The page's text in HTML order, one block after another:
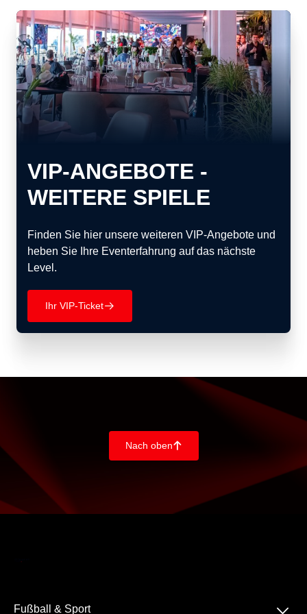
VIP-ANGEBOTE -
WEITERE SPIELE
Finden Sie hier unsere weiteren VIP-Angebote und
heben Sie Ihre Eventerfahrung auf das nächste
Level.
Ihr VIP-Ticket􀄫
Nach oben􀄨
Fußball & Sport